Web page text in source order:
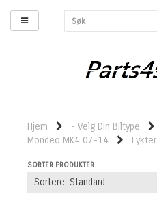
Hjem - Velg Din Biltype
Mondeo MK4 07-14
Lykter
SORTER PRODUKTER